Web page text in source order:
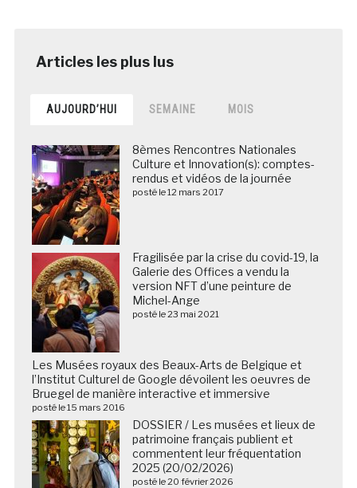
AUJOURD’HUI SEMAINE MOIS
8èmes Rencontres Nationales
Culture et Innovation(s): comptes-
rendus et vidéos de la journée
posté le 12 mars 2017
Fragilisée par la crise du covid-19, la
Galerie des Offices a vendu la
version NFT d’une peinture de
Michel-Ange
posté le 23 mai 2021
Les Musées royaux des Beaux-Arts de Belgique et
l’Institut Culturel de Google dévoilent les oeuvres de
Bruegel de manière interactive et immersive
posté le 15 mars 2016
DOSSIER / Les musées et lieux de
patrimoine français publient et
commentent leur fréquentation
2025 (20/02/2026)
posté le 20 février 2026